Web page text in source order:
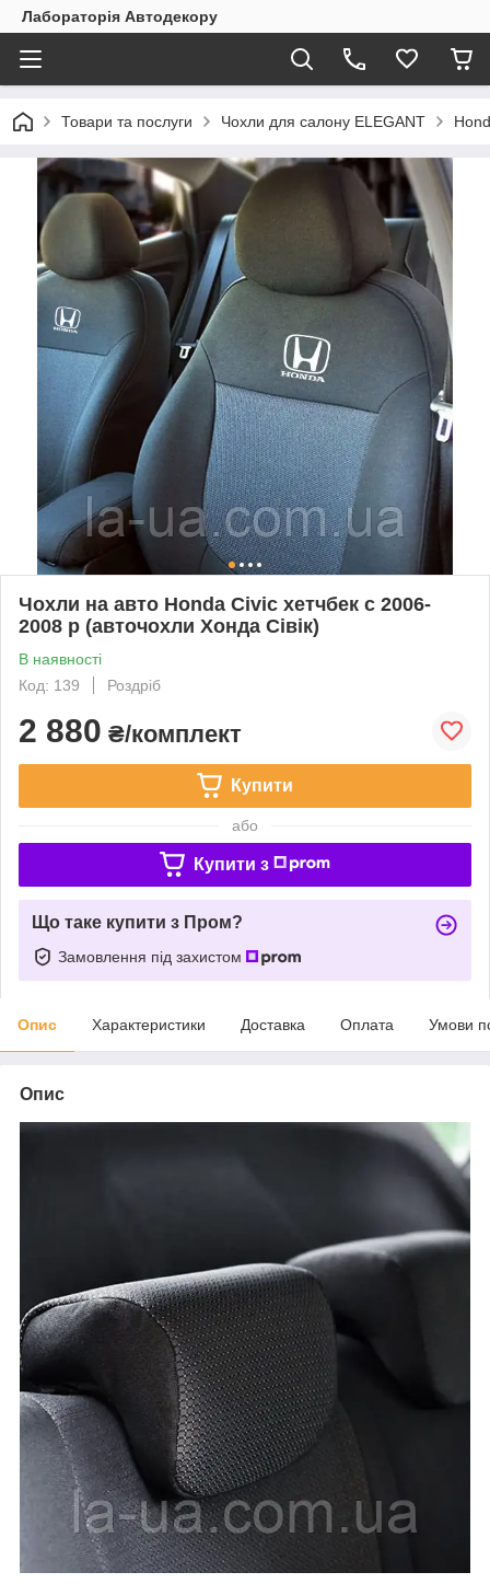
Лабораторія Автодекору
Товари та послуги Чохли для салону ELEGANT
Чохли на авто Honda Civic хетчбек c 2006-
2008 р (авточохли Хонда Сівік)
В наявності
Код: 139
Роздріб
2 880 ₴/комплект
Купити
або
Купити з
Що таке купити з Пром?
Замовлення під захистом
Опис Характеристики Доставка Оплата Умови
Опис